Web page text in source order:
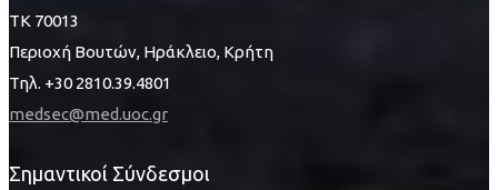
ΤΚ 70013
Περιοχή Βουτών, Ηράκλειο, Κρήτη
Τηλ. +30 2810.39.4801
medsec@med.uoc.gr
Σημαντικοί Σύνδεσμοι